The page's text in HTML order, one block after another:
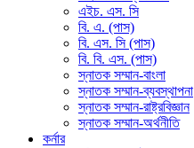
এইচ. এস. সি
বি. এ. (পাস)
বি. এস. সি (পাস)
বি. বি. এস. (পাস)
স্নাতক সম্মান-বাংলা
স্নাতক সম্মান-ব্যবস্থাপনা
স্নাতক সম্মান-রাষ্ট্রবিজ্ঞান
স্নাতক সম্মান-অর্থনীতি
কর্নার